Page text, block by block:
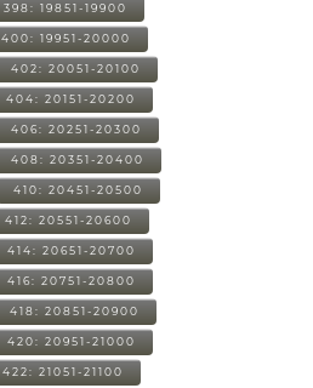
398: 19851-19900
400: 19951-20000
402: 20051-20100
404: 20151-20200
406: 20251-20300
408: 20351-20400
410: 20451-20500
412: 20551-20600
414: 20651-20700
416: 20751-20800
418: 20851-20900
420: 20951-21000
422: 21051-21100